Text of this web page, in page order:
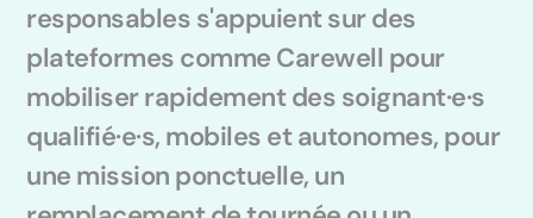
responsables s'appuient sur des
plateformes comme Carewell pour
mobiliser rapidement des soignant·e·s
qualifié·e·s, mobiles et autonomes, pour
une mission ponctuelle, un